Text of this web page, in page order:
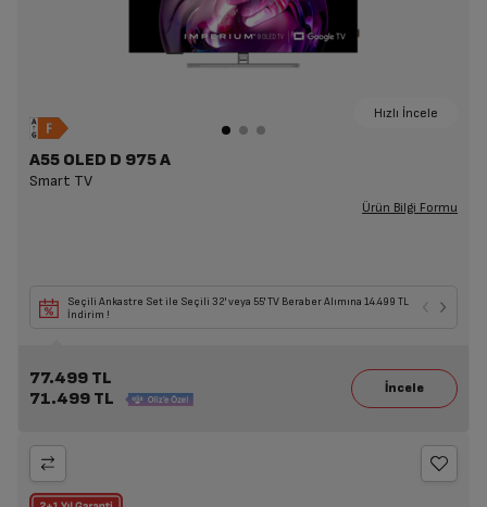
Hızlı İncele
A55 OLED D 975 A
Smart TV
Ürün Bilgi Formu
Seçili Ankastre Set ile Seçili 32' veya 55' TV Beraber Alımına 14.499 TL
İndirim !
77.499 TL
71.499 TL